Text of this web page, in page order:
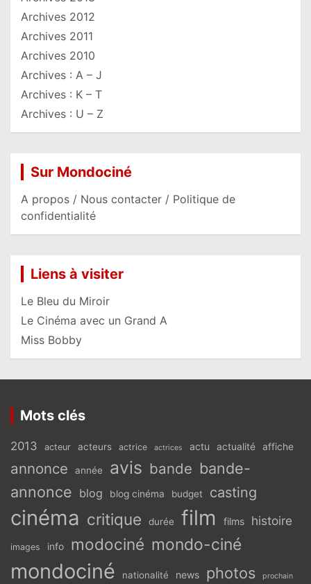
Archives 2012
Archives 2011
Archives 2010
Archives : A – J
Archives : K – T
Archives : U – Z
Sur Mondociné
A propos / Nous contacter / Politique de
confidentialité
Liens à visiter
Le Bleu du Miroir
Le Cinéma avec un Grand A
Miss Bobby
Mots clés
2013 acteur acteurs actrice actrices actu actualité affiche
annonce année avis bande bande-
annonce blog blog cinéma budget casting
cinéma critique durée film films histoire
images info modociné mondo-ciné
mondociné nationalité news photos prochain